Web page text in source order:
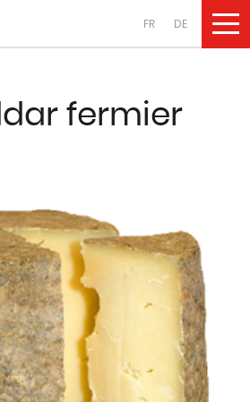
FR DE
Fromages
au lait de brebis
Produits laitiers
au lait de vache
au lait de chèvre
au lait de brebis
fermier